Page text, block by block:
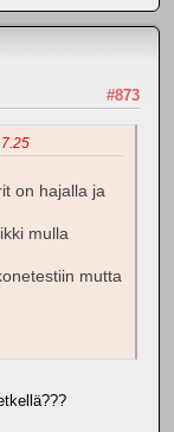
#873
on hajalla ja
mulla
mutta